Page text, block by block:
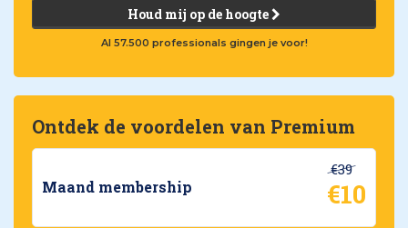
Houd mij op de hoogte
Al 57.500 professionals gingen je voor!
Ontdek de voordelen van Premium
Maand membership
€39
€10